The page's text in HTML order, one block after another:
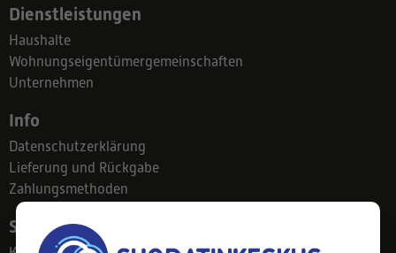
Dienstleistungen
Haushalte
Wohnungseigentümergemeinschaften
Unternehmen
Info
Datenschutzerklärung
Lieferung und Rückgabe
Zahlungsmethoden
Suodatinkeskus